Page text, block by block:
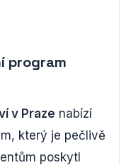
program
v Praze nabízí
který je pečlivě
poskytl